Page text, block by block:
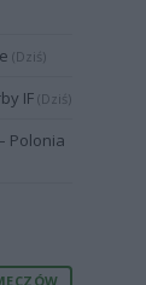
(Dziś)
IF(Dziś)
Polonia